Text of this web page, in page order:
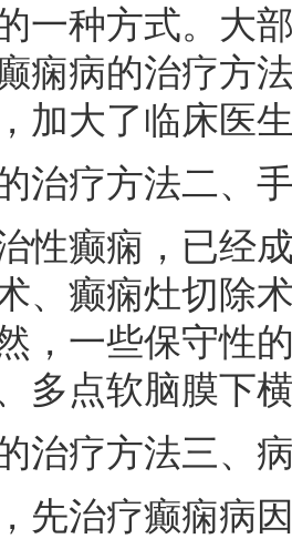
一种方式。大
痫病的治疗方
加大了临床医
治疗方法二、
性癫痫，已经
、癫痫灶切除
，一些保守性
多点软脑膜下
治疗方法三、
先治疗癫痫病